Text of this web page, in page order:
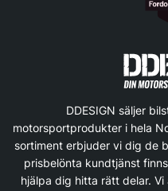
DDESIGN säljer
motorsportprodukter i hela
sortiment erbjuder vi dig de
prisbelönta kundtjänst
hjälpa dig hitta rätt delar.